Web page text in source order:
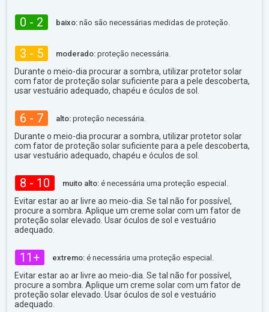
0 - 2 baixo: não são necessárias medidas de proteção.
3 - 5 moderado: proteção necessária.
Durante o meio-dia procurar a sombra, utilizar protetor solar
com fator de proteção solar suficiente para a pele descoberta,
usar vestuário adequado, chapéu e óculos de sol.
6 - 7 alto: proteção necessária.
Durante o meio-dia procurar a sombra, utilizar protetor solar
com fator de proteção solar suficiente para a pele descoberta,
usar vestuário adequado, chapéu e óculos de sol.
8 - 10 muito alto: é necessária uma proteção especial.
Evitar estar ao ar livre ao meio-dia. Se tal não for possível,
procure a sombra. Aplique um creme solar com um fator de
proteção solar elevado. Usar óculos de sol e vestuário
adequado.
11+ extremo: é necessária uma proteção especial.
Evitar estar ao ar livre ao meio-dia. Se tal não for possível,
procure a sombra. Aplique um creme solar com um fator de
proteção solar elevado. Usar óculos de sol e vestuário
adequado.